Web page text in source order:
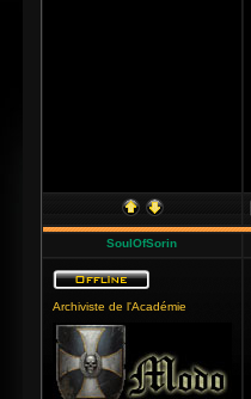
SoulOfSorin
Archiviste de l'Académie